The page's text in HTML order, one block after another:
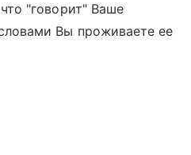
"говорит" Ваше
Вы проживаете ее